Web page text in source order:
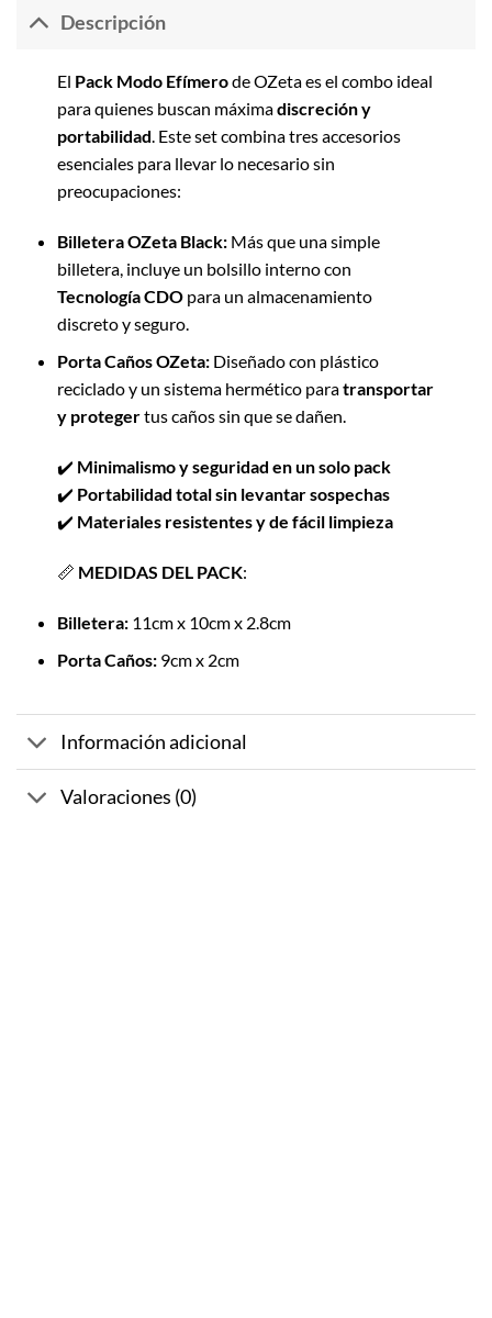
Descripción
El Pack Modo Efímerode OZeta es el combo ideal
para quienes buscan máximadiscreción y
portabilidad. Este set combina tres accesorios
esenciales para llevar lo necesario sin
preocupaciones:
Billetera OZeta Black:Más que una simple
billetera, incluye un bolsillo interno con
Tecnología CDOpara un almacenamiento
discreto y seguro.
Porta Caños OZeta:Diseñado con plástico
reciclado y un sistema hermético paratransportar
y protegertus caños sin que se dañen.
✔️ Minimalismo y seguridad en un solo pack
✔️ Portabilidad total sin levantar sospechas
✔️ Materiales resistentes y de fácil limpieza
📏 MEDIDAS DEL PACK:
Billetera:11cm x 10cm x 2.8cm
Porta Caños:9cm x 2cm
Información adicional
Valoraciones (0)